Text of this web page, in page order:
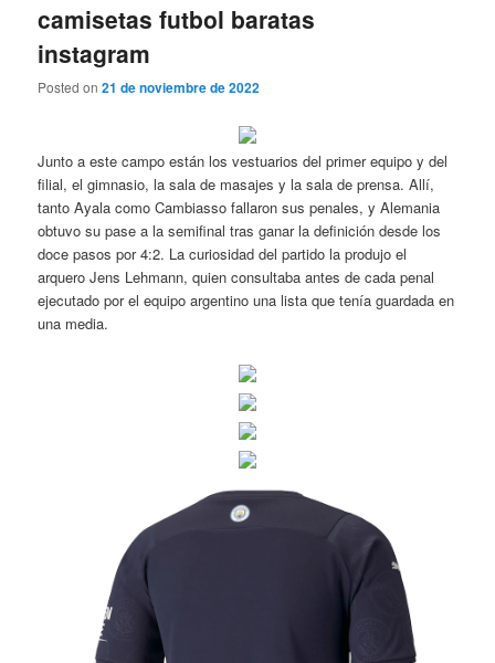
camisetas futbol baratas
instagram
Posted on21 de noviembre de 2022
Junto a este campo están los vestuarios del primer equipo y del
filial, el gimnasio, la sala de masajes y la sala de prensa. Allí,
tanto Ayala como Cambiasso fallaron sus penales, y Alemania
obtuvo su pase a la semifinal tras ganar la definición desde los
doce pasos por 4:2. La curiosidad del partido la produjo el
arquero Jens Lehmann, quien consultaba antes de cada penal
ejecutado por el equipo argentino una lista que tenía guardada en
una media.